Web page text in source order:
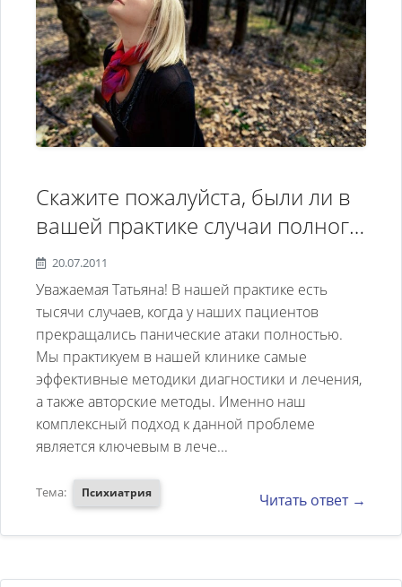
Скажите пожалуйста, были ли в
вашей практике случаи полного
исцеления от панических атак
или это приговор на всю жизнь?
Мой знакомый (38 лет) страдает
этим заболеванием уже 16 лет
после развода, службы в боевых
частях и психологической
травмы во время ..
20.07.2011
Уважаемая Татьяна! В нашей практике есть
тысячи случаев, когда у наших пациентов
прекращались панические атаки полностью.
Мы практикуем в нашей клинике самые
эффективные методики диагностики и лечения,
а также авторские методы. Именно наш
комплексный подход к данной проблеме
является ключевым в лече...
Тема: Психиатрия Читать ответ →